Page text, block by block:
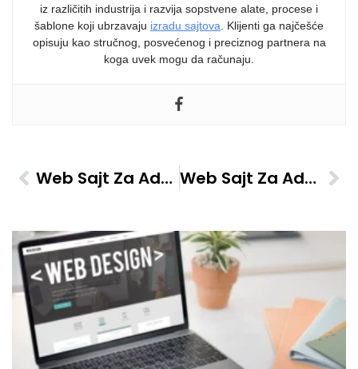
iz različitih industrija i razvija sopstvene alate, procese i
šablone koji ubrzavaju izradu sajtova. Klijenti ga najčešće
opisuju kao stručnog, posvećenog i preciznog partnera na
koga uvek mogu da računaju.
Web Sajt Za Advokate Za Radne Povrede – Kalkulator Naknada Web Sajt Za Advokate Za Veteranska Prava – Vođenje Zahteva